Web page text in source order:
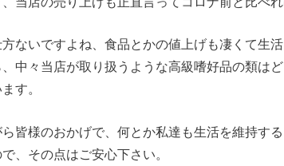
ないですよね、食品とかの値上げも凄くて生
中々当店が取り扱うような高級嗜好品の類は
す。
皆様のおかげで、何とか私達も生活を維持す
、その点はご安心下さい。